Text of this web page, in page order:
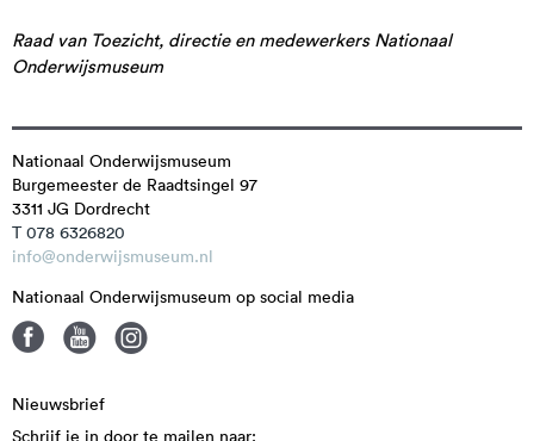
Raad van Toezicht, directie en medewerkers Nationaal
Onderwijsmuseum
Nationaal Onderwijsmuseum
Burgemeester de Raadtsingel 97
3311 JG Dordrecht
T 078 6326820
info@onderwijsmuseum.nl
Nationaal Onderwijsmuseum op social media
Nieuwsbrief
Schrijf je in door te mailen naar: